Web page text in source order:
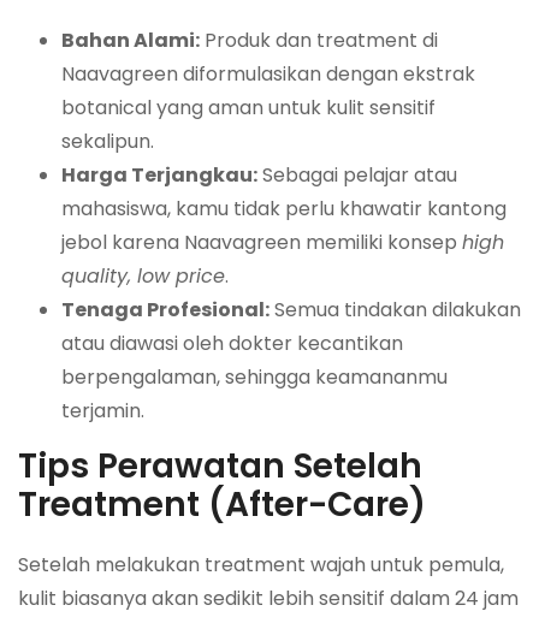
Bahan Alami: Produk dan treatment di
Naavagreen diformulasikan dengan ekstrak
botanical yang aman untuk kulit sensitif
sekalipun.
Harga Terjangkau:Sebagai pelajar atau
mahasiswa, kamu tidak perlu khawatir kantong
jebol karena Naavagreen memiliki konsep high
quality, low price.
Tenaga Profesional:Semua tindakan dilakukan
atau diawasi oleh dokter kecantikan
berpengalaman, sehingga keamananmu
terjamin.
Tips Perawatan Setelah
Treatment (After-Care)
Setelah melakukan treatment wajah untuk pemula,
kulit biasanya akan sedikit lebih sensitif dalam 24 jam